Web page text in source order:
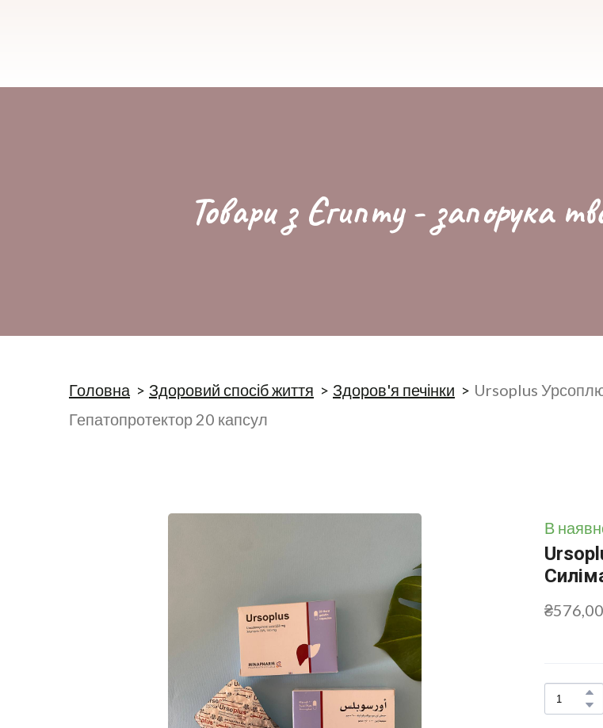
Товари з Єгипту - запорука
Головна Здоровий спосіб життя Здоров'я печінки
Ursoplus
Гепатопротектор 20 капсул
В